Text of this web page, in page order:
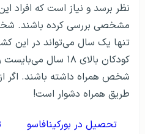
نظر برسد و نیاز است که افراد
مشخصی بررسی کرده باشند.
تنها یک سال می‌تواند در این
کودکان بالای ۱۸
شخص همراه داشته باشند. اگر
طریق همراه دشوار است!
تحصیل در بورکینافاسو